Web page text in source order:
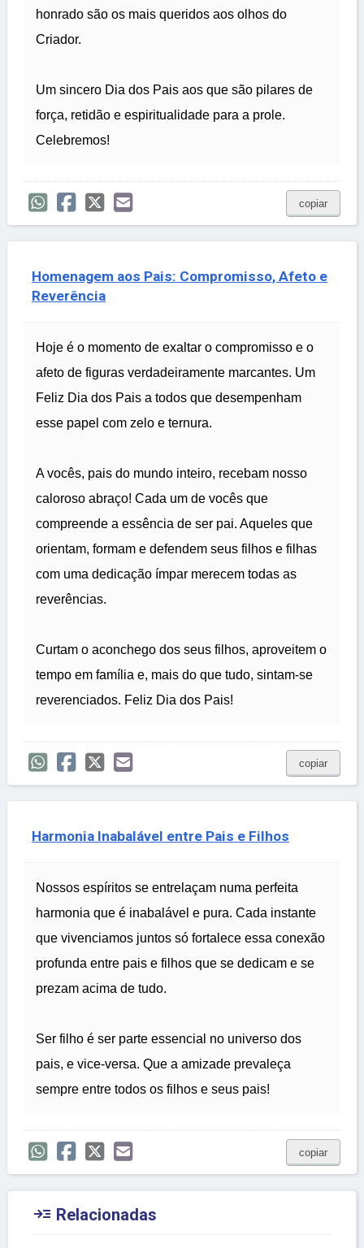
honrado são os mais queridos aos olhos do
Criador.
Um sincero Dia dos Pais aos que são pilares de
força, retidão e espiritualidade para a prole.
Celebremos!
copiar
Homenagem aos Pais: Compromisso, Afeto e
Reverência
Hoje é o momento de exaltar o compromisso e o
afeto de figuras verdadeiramente marcantes. Um
Feliz Dia dos Pais a todos que desempenham
esse papel com zelo e ternura.
A vocês, pais do mundo inteiro, recebam nosso
caloroso abraço! Cada um de vocês que
compreende a essência de ser pai. Aqueles que
orientam, formam e defendem seus filhos e filhas
com uma dedicação ímpar merecem todas as
reverências.
Curtam o aconchego dos seus filhos, aproveitem o
tempo em família e, mais do que tudo, sintam-se
reverenciados. Feliz Dia dos Pais!
copiar
Harmonia Inabalável entre Pais e Filhos
Nossos espíritos se entrelaçam numa perfeita
harmonia que é inabalável e pura. Cada instante
que vivenciamos juntos só fortalece essa conexão
profunda entre pais e filhos que se dedicam e se
prezam acima de tudo.
Ser filho é ser parte essencial no universo dos
pais, e vice-versa. Que a amizade prevaleça
sempre entre todos os filhos e seus pais!
copiar
 Relacionadas